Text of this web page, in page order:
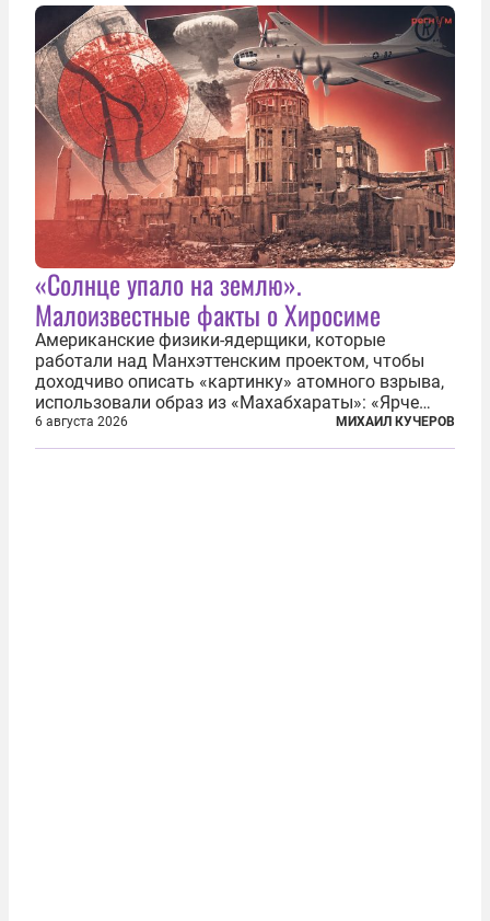
«Солнце упало на землю».
Малоизвестные факты о Хиросиме
Американские физики-ядерщики, которые
работали над Манхэттенским проектом, чтобы
доходчиво описать «картинку» атомного взрыва,
использовали образ из «Махабхараты»: «Ярче
тысячи солнц пылало это пламя». Не все жители
японских городов Хиросимы и Нагасаки, на
6 августа 2026 МИХАИЛ КУЧЕРОВ